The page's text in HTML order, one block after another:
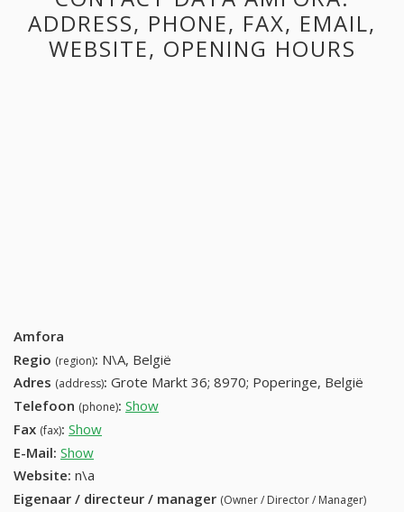
ADDRESS, PHONE, FAX, EMAIL,
WEBSITE, OPENING HOURS
Amfora
Regio (region): N\A, België
Adres (address): Grote Markt 36; 8970; Poperinge, België
Telefoon (phone): Show
Fax (fax): Show
E-Mail: Show
Website: n\a
Eigenaar / directeur / manager (Owner / Director / Manager)